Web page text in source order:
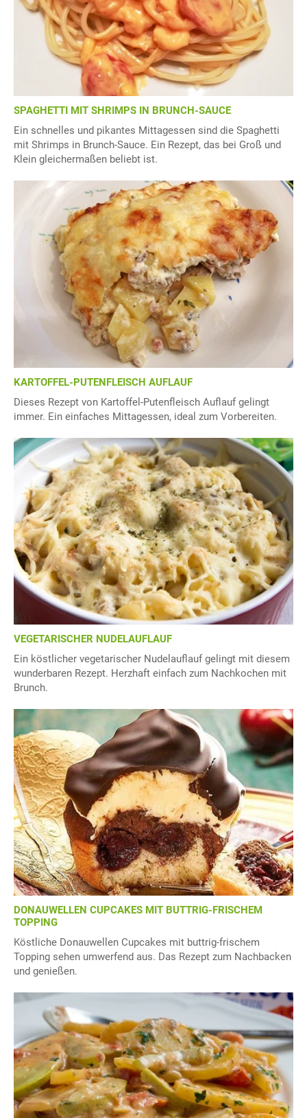
SPAGHETTI MIT SHRIMPS IN BRUNCH-SAUCE
Ein schnelles und pikantes Mittagessen sind die Spaghetti
mit Shrimps in Brunch-Sauce. Ein Rezept, das bei Groß und
Klein gleichermaßen beliebt ist.
KARTOFFEL-PUTENFLEISCH AUFLAUF
Dieses Rezept von Kartoffel-Putenfleisch Auflauf gelingt
immer. Ein einfaches Mittagessen, ideal zum Vorbereiten.
VEGETARISCHER NUDELAUFLAUF
Ein köstlicher vegetarischer Nudelauflauf gelingt mit diesem
wunderbaren Rezept. Herzhaft einfach zum Nachkochen mit
Brunch.
DONAUWELLEN CUPCAKES MIT BUTTRIG-FRISCHEM
TOPPING
Köstliche Donauwellen Cupcakes mit buttrig-frischem
Topping sehen umwerfend aus. Das Rezept zum Nachbacken
und genießen.